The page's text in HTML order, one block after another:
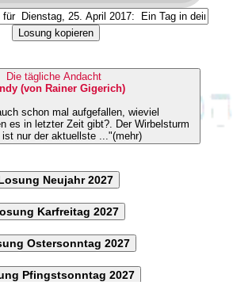
Losung kopieren
Die tägliche Andacht
(von Rainer Gigerich)
schon mal aufgefallen, wieviel
Zeit gibt?. Der Wirbelsturm
nur der aktuellste ..."(mehr)
Neujahr 2027
Karfreitag 2027
Ostersonntag 2027
Pfingstsonntag 2027